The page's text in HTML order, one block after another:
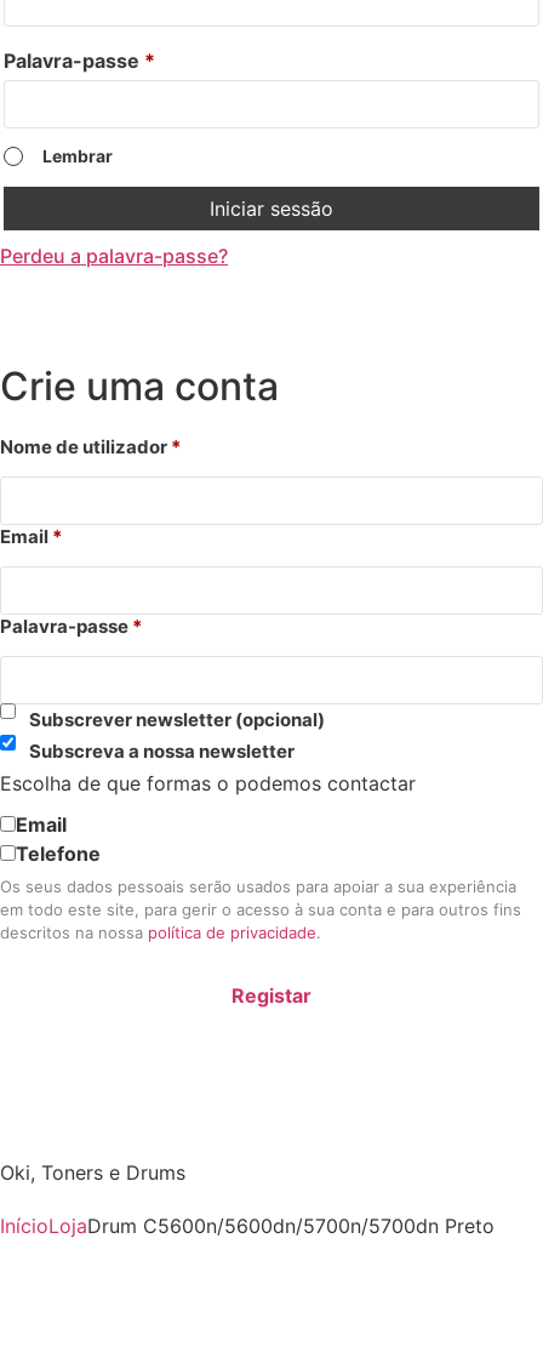
Palavra-passe *
Lembrar
Iniciar sessão
Perdeu a palavra-passe?
Crie uma conta
Nome de utilizador *
Email *
Palavra-passe *
Subscrever newsletter (opcional)
Subscreva a nossa newsletter
Escolha de que formas o podemos contactar
Email
Telefone
Os seus dados pessoais serão usados para apoiar a sua experiência
em todo este site, para gerir o acesso à sua conta e para outros fins
descritos na nossa política de privacidade.
Registar
Oki, Toners e Drums
InícioLojaDrum C5600n/5600dn/5700n/5700dn Preto